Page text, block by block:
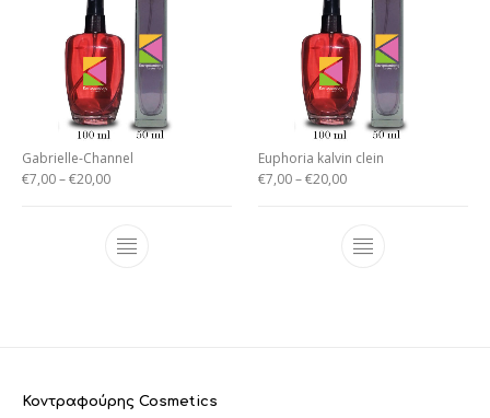
Gabrielle-Channel
€7,00–€20,00
Euphoria kalvin clein
€7,00–€20,00
Κοντραφούρης Cosmetics